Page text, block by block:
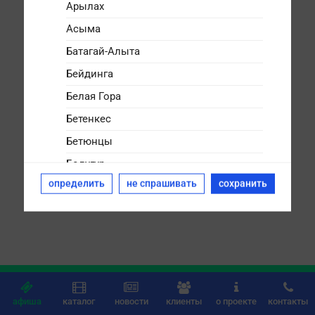

афиша

каталог

новости

клиенты

о проекте

контакты
Арылах
Асыма
Батагай-Алыта
Бейдинга
Белая Гора
Бетенкес
Бетюнцы
Болугур
Булгунняхтах
Бясь-Кюёль
Дюпся
Дябыла
определить не спрашивать сохранить